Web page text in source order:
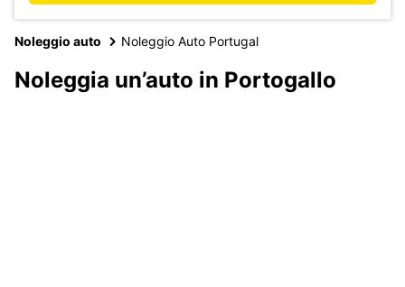
Noleggio auto Noleggio Auto Portugal
Noleggia un’auto in Portogallo